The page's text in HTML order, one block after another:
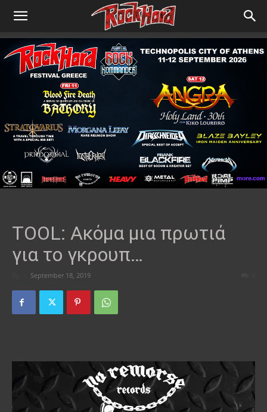
TOOL: Ακόμα μια πρωτιά
για το γκρουπ…
September 18, 2019